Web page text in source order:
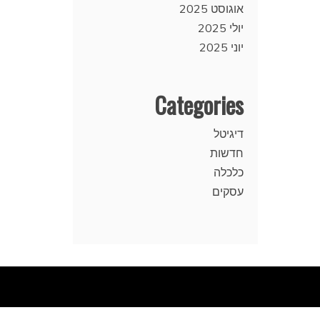
אוגוסט 2025
יולי 2025
יוני 2025
Categories
דיגיטל
חדשות
כלכלה
עסקים